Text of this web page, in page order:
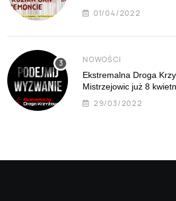
01/04/2022
NOWOŚCI
Ekstremalna Droga
Mistrzejowic już 8
29/03/2022